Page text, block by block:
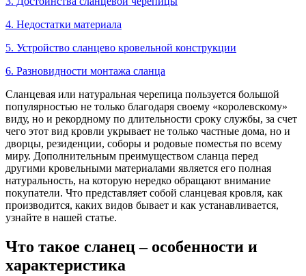
4. Недостатки материала
5. Устройство сланцево кровельной конструкции
6. Разновидности монтажа сланца
Сланцевая или натуральная черепица пользуется большой
популярностью не только благодаря своему «королевскому»
виду, но и рекордному по длительности сроку службы, за счет
чего этот вид кровли укрывает не только частные дома, но и
дворцы, резиденции, соборы и родовые поместья по всему
миру. Дополнительным преимуществом сланца перед
другими кровельными материалами является его полная
натуральность, на которую нередко обращают внимание
покупатели. Что представляет собой сланцевая кровля, как
производится, каких видов бывает и как устанавливается,
узнайте в нашей статье.
Что такое сланец – особенности и
характеристика